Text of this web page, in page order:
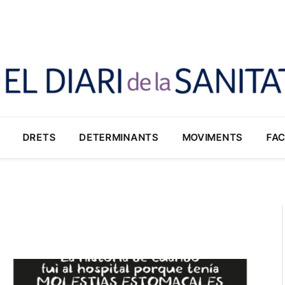
DRETS DETERMINANTS MOVIMENTS